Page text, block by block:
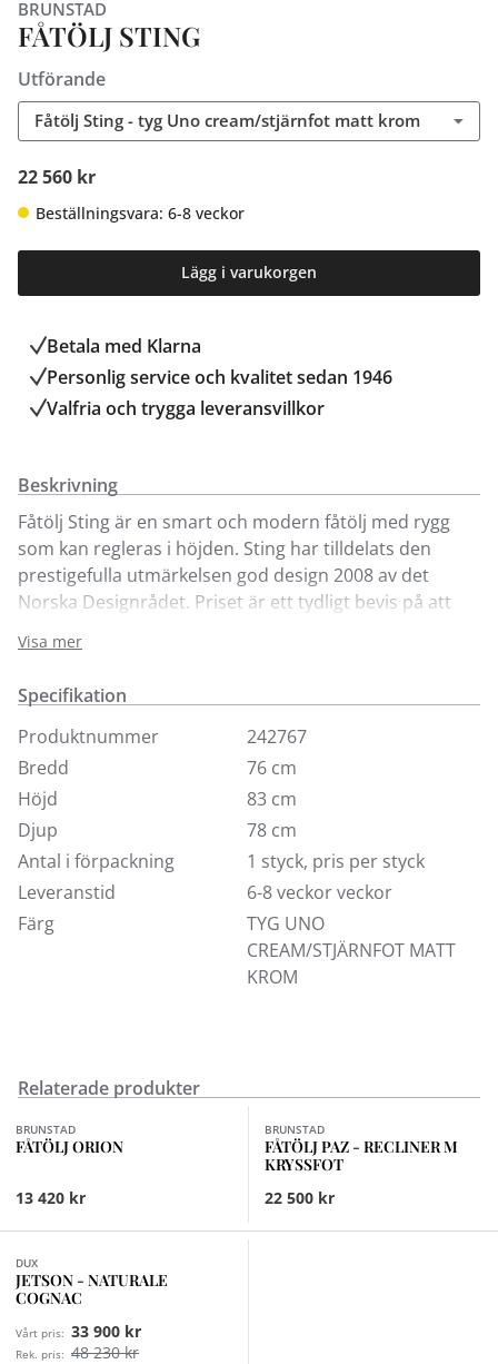
BRUNSTAD
FÅTÖLJ STING
Utförande
Fåtölj Sting - tyg Uno cream/stjärnfot matt krom
22 560 kr
Beställningsvara: 6-8 veckor
Lägg i varukorgen
Betala med Klarna
Personlig service och kvalitet sedan 1946
Valfria och trygga leveransvillkor
Beskrivning
Fåtölj Sting är en smart och modern fåtölj med rygg
som kan regleras i höjden. Sting har tilldelats den
prestigefulla utmärkelsen god design 2008 av det
Norska Designrådet. Priset är ett tydligt bevis på att
här i läder classic nero och fot i matt krom. För flera
läder och tyger besök någon av våra 6 butiker.
Visa mer
Specifikation
Produktnummer
242767
Bredd
76 cm
Höjd
83 cm
Djup
78 cm
Antal i förpackning
1 styck, pris per styck
Leveranstid
6-8 veckor veckor
Färg
TYG UNO
CREAM/STJÄRNFOT MATT
KROM
Relaterade produkter
Finns i fler val (2)
BRUNSTAD
FÅTÖLJ ORION
13 420 kr
BRUNSTAD
FÅTÖLJ PAZ - RECLINER M
KRYSSFOT
22 500 kr
DUX
JETSON - NATURALE
COGNAC
Vårt pris: 33 900 kr
Rek. pris: 48 230 kr